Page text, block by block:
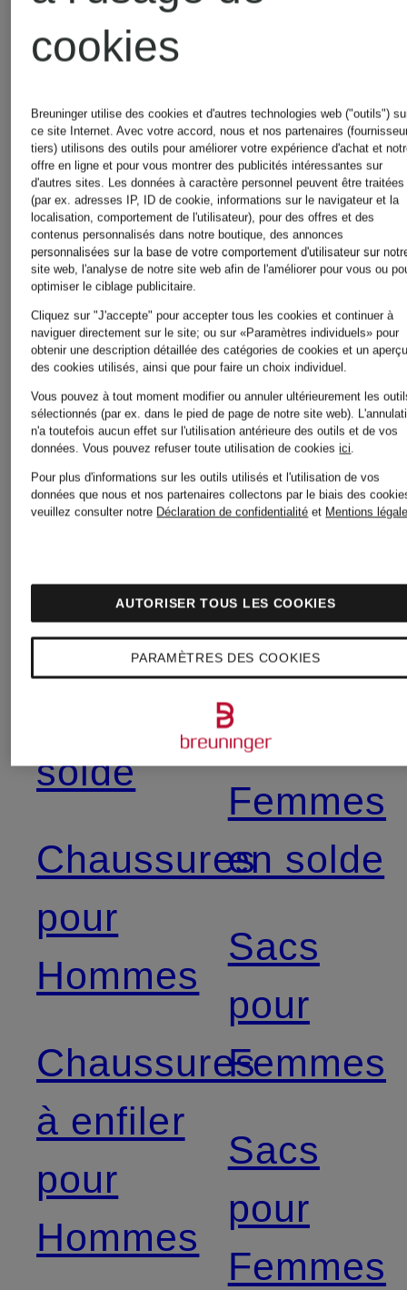
Femmes
Chaussures
business
pour
Hommes
Chaussures
pour
Femmes
Chaussures
Femmes en
solde
Chaussures
pour
Hommes
Chaussures
à enfiler
pour
Hommes
de
pour
Femmes
Robes
pour
Femmes
Robes
Femmes
Robes
pour
Femmes
en solde
Sacs
pour
Femmes
Sacs
pour
Femmes
cookies
Breuninger utilise des cookies et d'autres technologies web ("outils")
ce site Internet. Avec votre accord, nous et nos partenaires
tiers) utilisons des outils pour améliorer votre expérience d'achat et
offre en ligne et pour vous montrer des publicités intéressantes sur
d'autres sites. Les données à caractère personnel peuvent être traitées
(par ex. adresses IP, ID de cookie, informations sur le navigateur et la
localisation, comportement de l'utilisateur), pour des offres et des
contenus personnalisés dans notre boutique, des annonces
personnalisées sur la base de votre comportement d'utilisateur sur
site web, l'analyse de notre site web afin de l'améliorer pour vous ou
optimiser le ciblage publicitaire.
Cliquez sur "J'accepte" pour accepter tous les cookies et continuer à
naviguer directement sur le site; ou sur «Paramètres individuels» pour
obtenir une description détaillée des catégories de cookies et un
des cookies utilisés, ainsi que pour faire un choix individuel.
Vous pouvez à tout moment modifier ou annuler ultérieurement les
sélectionnés (par ex. dans le pied de page de notre site web).
n'a toutefois aucun effet sur l'utilisation antérieure des outils et de vos
données.Vous pouvez refuser toute utilisation de cookiesici.
Pour plus d'informations sur les outils utilisés et l'utilisation de vos
données que nous et nos partenaires collectons par le biais des
veuillez consulter notre Déclaration de confidentialité et Mentions
PARAMÈTRES DES COOKIES
AUTORISER TOUS LES COOKIES